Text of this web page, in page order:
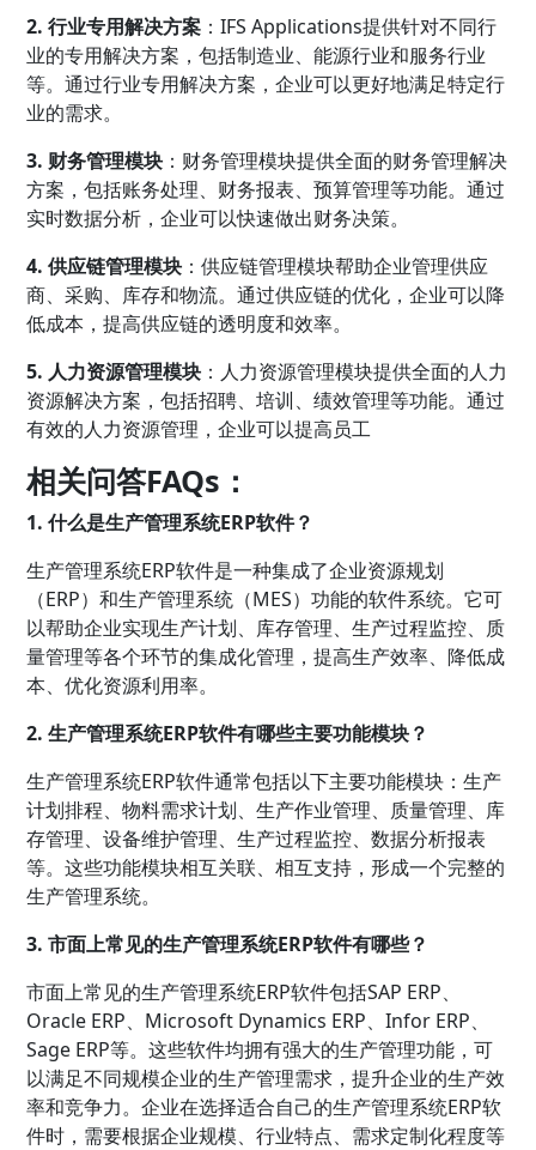
2. 行业专用解决方案 ：IFS Applications提供针对不同行
业的专用解决方案，包括制造业、能源行业和服务行业
等。通过行业专用解决方案，企业可以更好地满足特定行
业的需求。
3. 财务管理模块 ：财务管理模块提供全面的财务管理解决
方案，包括账务处理、财务报表、预算管理等功能。通过
实时数据分析，企业可以快速做出财务决策。
4. 供应链管理模块 ：供应链管理模块帮助企业管理供应
商、采购、库存和物流。通过供应链的优化，企业可以降
低成本，提高供应链的透明度和效率。
5. 人力资源管理模块 ：人力资源管理模块提供全面的人力
资源解决方案，包括招聘、培训、绩效管理等功能。通过
有效的人力资源管理，企业可以提高员工
相关问答FAQs：
1. 什么是生产管理系统ERP软件？
生产管理系统ERP软件是一种集成了企业资源规划
（ERP）和生产管理系统（MES）功能的软件系统。它可
以帮助企业实现生产计划、库存管理、生产过程监控、质
量管理等各个环节的集成化管理，提高生产效率、降低成
本、优化资源利用率。
2. 生产管理系统ERP软件有哪些主要功能模块？
生产管理系统ERP软件通常包括以下主要功能模块：生产
计划排程、物料需求计划、生产作业管理、质量管理、库
存管理、设备维护管理、生产过程监控、数据分析报表
等。这些功能模块相互关联、相互支持，形成一个完整的
生产管理系统。
3. 市面上常见的生产管理系统ERP软件有哪些？
市面上常见的生产管理系统ERP软件包括SAP ERP、
Oracle ERP、Microsoft Dynamics ERP、Infor ERP、
Sage ERP等。这些软件均拥有强大的生产管理功能，可
以满足不同规模企业的生产管理需求，提升企业的生产效
率和竞争力。企业在选择适合自己的生产管理系统ERP软
件时，需要根据企业规模、行业特点、需求定制化程度等